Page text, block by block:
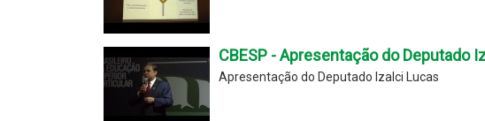
CBESP - Apresentação do Deputado
Apresentação do Deputado Izalci Lucas